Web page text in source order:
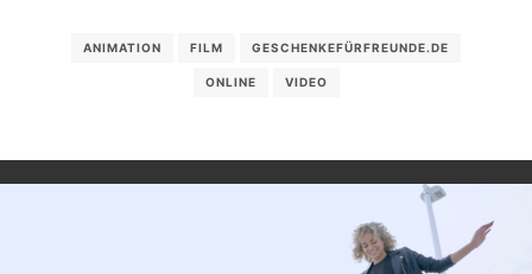
ANIMATION FILM GESCHENKEFÜRFREUNDE.DE
ONLINE VIDEO